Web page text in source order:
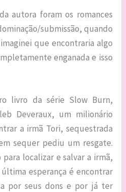
autora foram os romances
submissão, quando
que encontraria algo
enganada e isso
livro da série Slow Burn,
Deveraux, um milionário
a irmã Tori, sequestrada
sequer pediu um resgate.
localizar e salvar a irmã,
esperança é encontrar
por seus dons e por já ter